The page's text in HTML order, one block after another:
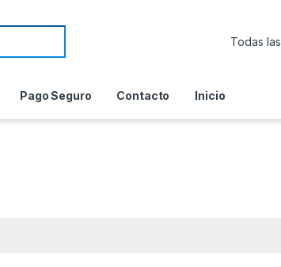
Pago Seguro Contacto Inicio